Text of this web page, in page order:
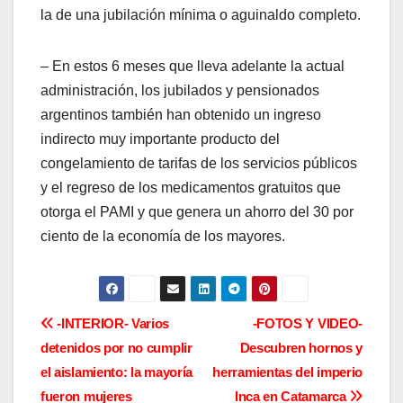
la de una jubilación mínima o aguinaldo completo.
– En estos 6 meses que lleva adelante la actual
administración, los jubilados y pensionados
argentinos también han obtenido un ingreso
indirecto muy importante producto del
congelamiento de tarifas de los servicios públicos
y el regreso de los medicamentos gratuitos que
otorga el PAMI y que genera un ahorro del 30 por
ciento de la economía de los mayores.
N
a
-FOTOS Y VIDEO-
Descubren hornos y
herramientas del imperio
Inca en Catamarca
-INTERIOR- Varios
detenidos por no cumplir
el aislamiento: la mayoría
fueron mujeres